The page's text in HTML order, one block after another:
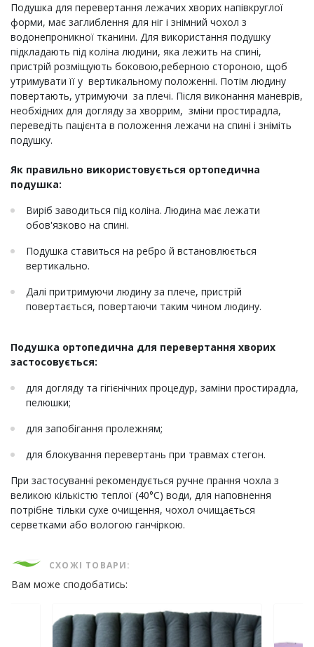
Подушка для перевертання лежачих хворих напівкруглої
форми, має заглиблення для ніг і знімний чохол з
водонепроникної тканини. Для використання подушку
підкладають під коліна людини, яка лежить на спині,
пристрій розміщують боковою,реберною стороною, щоб
утримувати її у вертикальному положенні. Потім людину
повертають, утримуючи за плечі. Після виконання маневрів,
необхідних для догляду за хворрим, зміни простирадла,
переведіть пацієнта в положення лежачи на спині і зніміть
подушку.
Як правильно використовується ортопедична
подушка:
Виріб заводиться під коліна. Людина має лежати
обов'язково на спині.
Подушка ставиться на ребро й встановлюється
вертикально.
Далі притримуючи людину за плече, пристрій
повертається, повертаючи таким чином людину.
Подушка ортопедична для перевертання хворих
застосовується:
для догляду та гігієнічних процедур, заміни простирадла,
пелюшки;
для запобігання пролежням;
для блокування перевертань при травмах стегон.
При застосуванні рекомендується ручне прання чохла з
великою кількістю теплої (40°С) води, для наповнення
потрібне тільки сухе очищення, чохол очищається
серветками або вологою ганчіркою.
СХОЖІ ТОВАРИ:
Вам може сподобатись: